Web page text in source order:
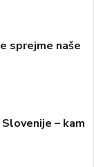
sprejme naše
– kam